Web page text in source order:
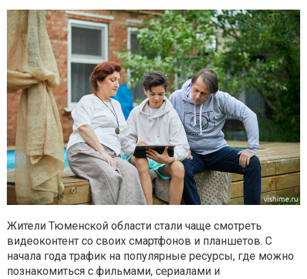
Жители Тюменской области стали чаще смотреть
видеоконтент со своих смартфонов и планшетов. С
начала года трафик на популярные ресурсы, где можно
познакомиться с фильмами, сериалами и